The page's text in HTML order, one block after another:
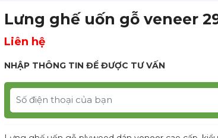
Lưng ghế uốn gỗ veneer
Liên hệ
NHẬP THÔNG TIN ĐỂ ĐƯỢC TƯ VẤN